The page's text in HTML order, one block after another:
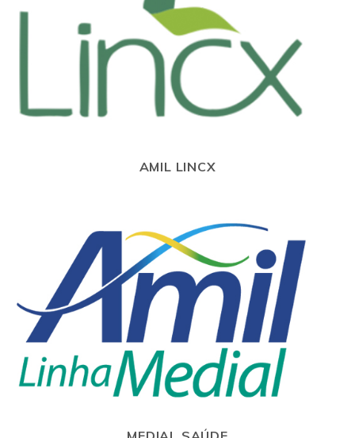
AMIL LINCX